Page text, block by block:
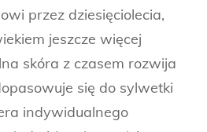
przez dziesięciolecia,
jeszcze więcej
skóra z czasem rozwija
się do sylwetki
indywidualnego